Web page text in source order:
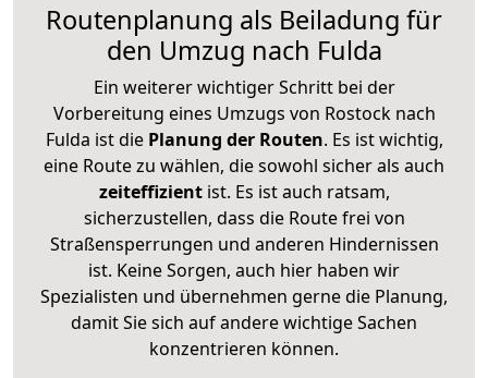
Routenplanung als Beiladung für
den Umzug nach Fulda
Ein weiterer wichtiger Schritt bei der
Vorbereitung eines Umzugs von Rostock nach
Fulda ist diePlanung der Routen. Es ist wichtig,
eine Route zu wählen, die sowohl sicher als auch
zeiteffizientist. Es ist auch ratsam,
sicherzustellen, dass die Route frei von
Straßensperrungen und anderen Hindernissen
ist. Keine Sorgen, auch hier haben wir
Spezialisten und übernehmen gerne die Planung,
damit Sie sich auf andere wichtige Sachen
konzentrieren können.